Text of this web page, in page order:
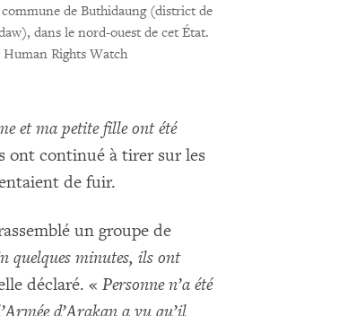
de Buthidaung (district de
dans le nord-ouest de cet État.
Rights Watch
et ma petite fille ont été
ont continué à tirer sur les
de fuir.
un groupe de
quelques minutes, ils ont
déclaré. « Personne n’a été
d’Arakan a vu qu’il